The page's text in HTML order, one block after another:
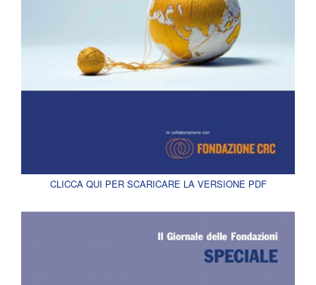
CLICCA QUI PER SCARICARE LA VERSIONE PDF